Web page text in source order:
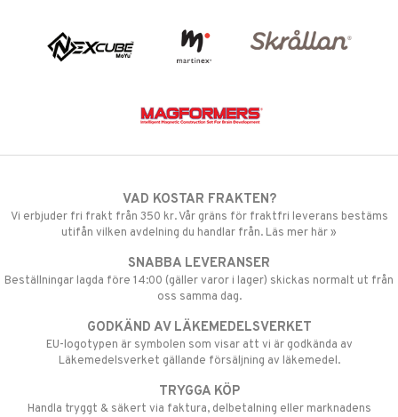
VAD KOSTAR FRAKTEN?
Vi erbjuder fri frakt från 350 kr. Vår gräns för fraktfri leverans bestäms
utifån vilken avdelning du handlar från. Läs mer här »
SNABBA LEVERANSER
Beställningar lagda före 14:00 (gäller varor i lager) skickas normalt ut från
oss samma dag.
GODKÄND AV LÄKEMEDELSVERKET
EU-logotypen är symbolen som visar att vi är godkända av
Läkemedelsverket gällande försäljning av läkemedel.
TRYGGA KÖP
Handla tryggt & säkert via faktura, delbetalning eller marknadens